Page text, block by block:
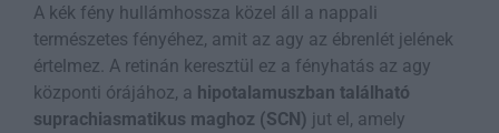
A kék fény hullámhossza közel áll a nappali
természetes fényéhez, amit az agy az ébrenlét jelének
értelmez. A retinán keresztül ez a fényhatás az agy
központi órájához, a hipotalamuszban található
suprachiasmatikus maghoz (SCN) jut el, amely